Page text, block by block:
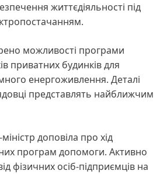
життєдіяльності під
можливості програми
приватних будинків для
енергоживлення. Деталі
представлять найближчим
доповіла про хід
програм допомоги. Активно
фізичних осіб-підприємців на